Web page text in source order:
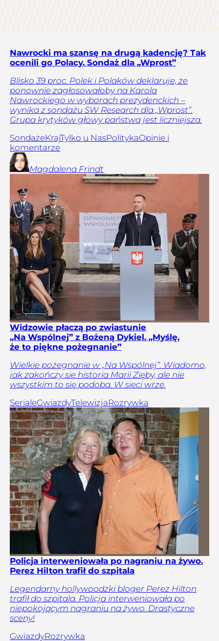
Nawrocki ma szansę na drugą kadencję? Tak
ocenili go Polacy. Sondaż dla „Wprost”
Blisko 39 proc. Polek i Polaków deklaruje, że
ponownie zagłosowałoby na Karola
Nawrockiego w wyborach prezydenckich –
wynika z sondażu SW Research dla „Wprost”.
Grupa krytyków głowy państwa jest liczniejsza.
SondażeKrajTylko u NasPolitykaOpinie i
komentarze
Magdalena Frindt
Widzowie płaczą po zwiastunie
„Na Wspólnej” z Bożeną Dykiel. „Myślę,
że to piękne pożegnanie”
Wielkie pożegnanie w „Na Wspólnej”. Wiadomo,
jak zakończy się historia Marii Zięby, ale nie
wszystkim to się podoba. W sieci wrze.
SerialeGwiazdyTelewizjaRozrywka
Policja interweniowała po nagraniu na żywo.
Perez Hilton trafił do szpitala
Legendarny hollywoodzki bloger Perez Hilton
trafił do szpitala. Policja interweniowała po
niepokojącym nagraniu na żywo. Drastyczne
sceny!
GwiazdyRozrywka